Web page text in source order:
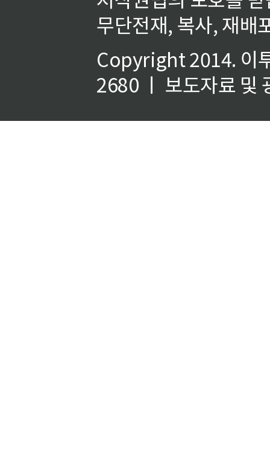
무단전재, 복사, 재배
Copyright 2014. 이
2680 ㅣ 보도자료